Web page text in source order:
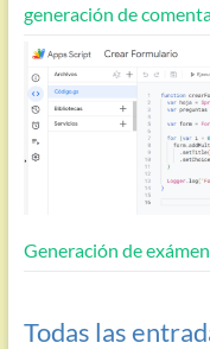
generación de
Generación de
Todas las